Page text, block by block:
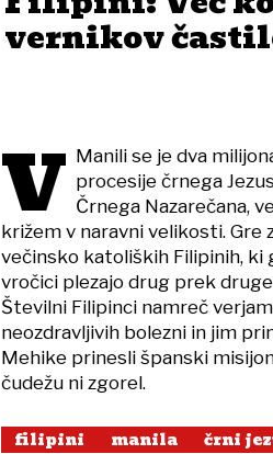
vernikov
V Manili se je dva
procesije črnega
Črnega Nazarečana,
križem v naravni velikosti. Gre
večinsko katoliških Filipinih,
vročici plezajo drug prek
Številni Filipinci namreč
neozdravljivih bolezni in jim
Mehike prinesli španski
čudežu ni zgorel.
filipini manila črni